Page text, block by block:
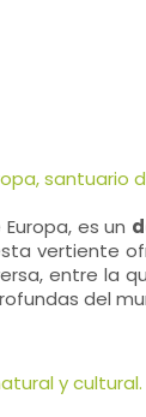
santuario
es un
vertiente
entre la
del
y cultural.